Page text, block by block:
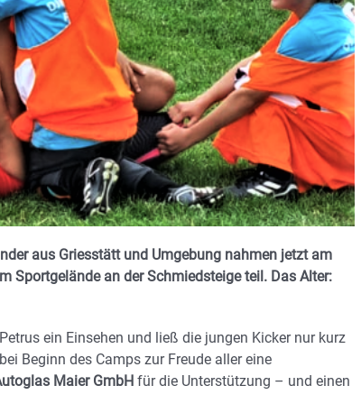
aus Griesstätt und Umgebung nahmen jetzt am
Sportgelände an der Schmiedsteige teil. Das Alter:
ein Einsehen und ließ die jungen Kicker nur kurz
Beginn des Camps zur Freude aller eine
Maier GmbH für die Unterstützung – und einen